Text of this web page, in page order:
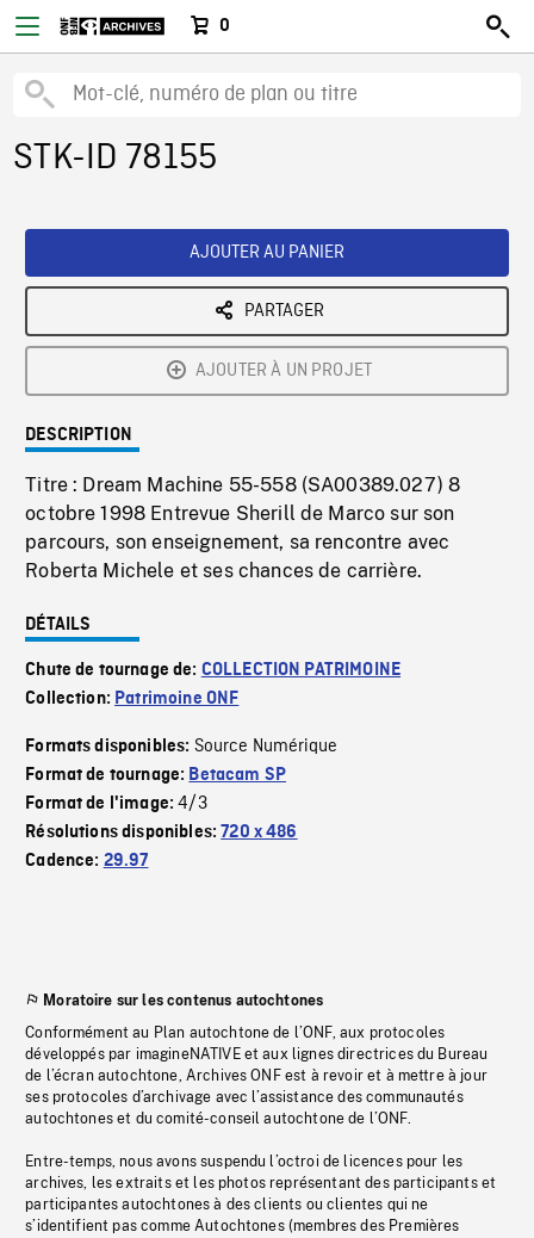
0
STK-ID 78155
AJOUTER AU PANIER
PARTAGER
AJOUTER À UN PROJET
DESCRIPTION
Titre : Dream Machine 55-558 (SA00389.027) 8
octobre 1998 Entrevue Sherill de Marco sur son
parcours, son enseignement, sa rencontre avec
Roberta Michele et ses chances de carrière.
DÉTAILS
Chute de tournage de: COLLECTION PATRIMOINE
Collection: Patrimoine ONF
Formats disponibles: Source Numérique
Format de tournage: Betacam SP
Format de l'image:4/3
Résolutions disponibles:720 x 486
Cadence: 29.97
Moratoire sur les contenus autochtones
Conformément au Plan autochtone de l’ONF, aux protocoles
développés par imagineNATIVE et aux lignes directrices du Bureau
de l’écran autochtone, Archives ONF est à revoir et à mettre à jour
ses protocoles d’archivage avec l’assistance des communautés
autochtones et du comité-conseil autochtone de l’ONF.
Entre-temps, nous avons suspendu l’octroi de licences pour les
archives, les extraits et les photos représentant des participants et
participantes autochtones à des clients ou clientes qui ne
s’identifient pas comme Autochtones (membres des Premières